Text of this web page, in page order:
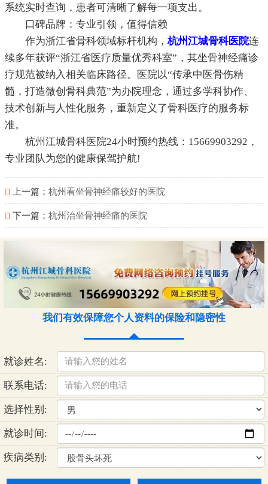
系统实时查询，患者可清晰了解每一项支出。
口碑品牌：专业引领，值得信赖
作为浙江省骨科领域标杆机构，杭州江城骨科医院连
续多年获评“浙江省医疗质量优秀科室”，其坐骨神经痛诊
疗规范被纳入相关临床路径。医院以“传承中医骨伤精
髓，打造微创骨科典范”为办院理念，通过多学科协作、
技术创新与人性化服务，重新定义了骨科医疗的服务标
准。
杭州江城骨科医院24小时预约热线：15669903292，
专业团队为您的健康保驾护航!
上一篇：杭州看坐骨神经痛较好的医院
下一篇：杭州治坐骨神经痛的医院
我们有效保障您个人资料的保险和隐密性
就诊姓名:
联系电话:
选择性别:
就诊时间:
疾病类别: